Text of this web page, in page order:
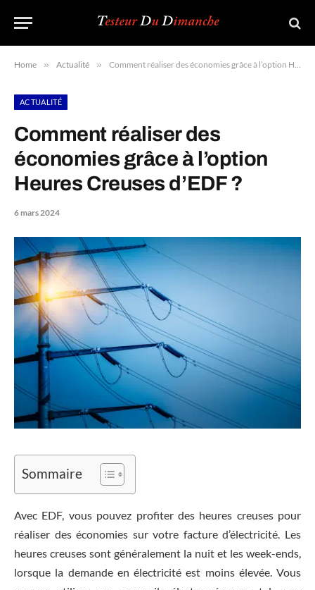
Home » Actualité » Comment réaliser des économies grâce à l’option Heures Creuses d’EDF ?
ACTUALITÉ
Comment réaliser des
économies grâce à l’option
Heures Creuses d’EDF ?
6 mars 2024
Sommaire
Avec EDF, vous pouvez profiter des heures creuses pour
réaliser des économies sur votre facture d’électricité. Les
heures creuses sont généralement la nuit et les week-ends,
lorsque la demande en électricité est moins élevée. Vous